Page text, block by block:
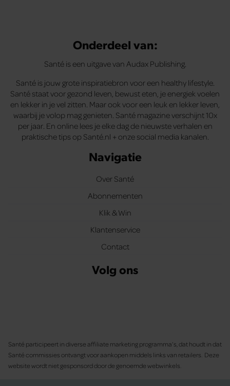
Onderdeel van:
Santé is een uitgave van Audax Publishing.
Santé is jouw grote inspiratiebron voor een healthy lifestyle.
Santé staat voor gezond leven, bewust eten, je energiek voelen
en lekker in je vel zitten. Maar ook voor een leuk en lekker leven,
waarbij je volop mag genieten. Santé magazine verschijnt 10x
per jaar. En online lees je elke dag de nieuwste verhalen en
praktische tips op Santé.nl + onze social media kanalen.
Navigatie
Over Santé
Abonnementen
Klik & Win
Klantenservice
Contact
Volg ons
Santé participeert in diverse affiliate marketing programma’s, dat houdt in dat
Santé commissies ontvangt voor aankopen middels links van retailers. Deze
website wordt niet gesponsord door de genoemde webwinkels.